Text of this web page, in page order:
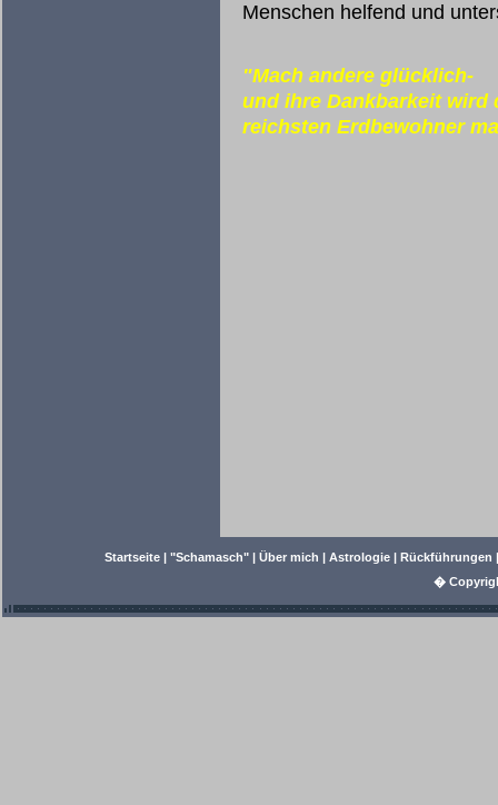
Menschen helfend und
"Mach andere glücklich-
und ihre Dankbarkeit wird
reichsten Erdbewohner
Startseite | "Schamasch" | Über mich | Astrologie | Rückführungen
�